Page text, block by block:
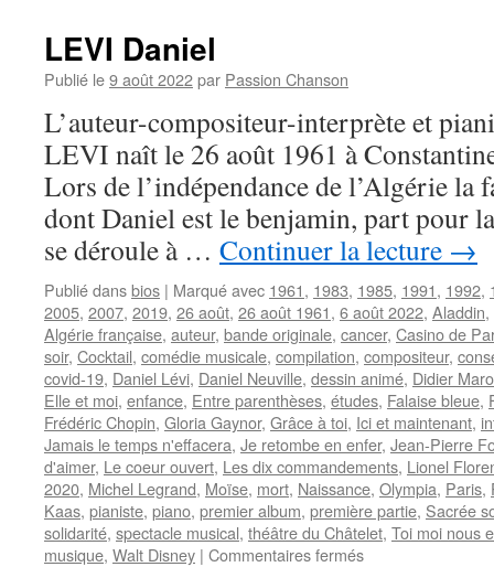
LEVI Daniel
Publié le9 août 2022par Passion Chanson
L’auteur-compositeur-interprète et
LEVI naît le 26 août 1961 à
Lors de l’indépendance de l’Algérie la
dont Daniel est le benjamin, part pour
se déroule à … Continuer la lecture →
Publié dansbios | Marqué avec 1961, 1983, 1985, 1991, 1992,
2005, 2007, 2019, 26 août, 26 août 1961, 6 août 2022, Aladdin,
Algérie française, auteur, bande originale, cancer, Casino de
soir, Cocktail, comédie musicale, compilation, compositeur,
covid-19, Daniel Lévi, Daniel Neuville, dessin animé, Didier
Elle et moi, enfance, Entre parenthèses, études, Falaise bleue,
Frédéric Chopin, Gloria Gaynor, Grâce à toi, Ici et maintenant,
Jamais le temps n'effacera, Je retombe en enfer, Jean-Pierre
d'aimer, Le coeur ouvert, Les dix commandements, Lionel
2020, Michel Legrand, Moïse, mort, Naissance, Olympia, Paris,
Kaas, pianiste, piano, premier album, première partie, Sacrée
solidarité, spectacle musical, théâtre du Châtelet, Toi moi nous
musique, Walt Disney | Commentaires ferméssur